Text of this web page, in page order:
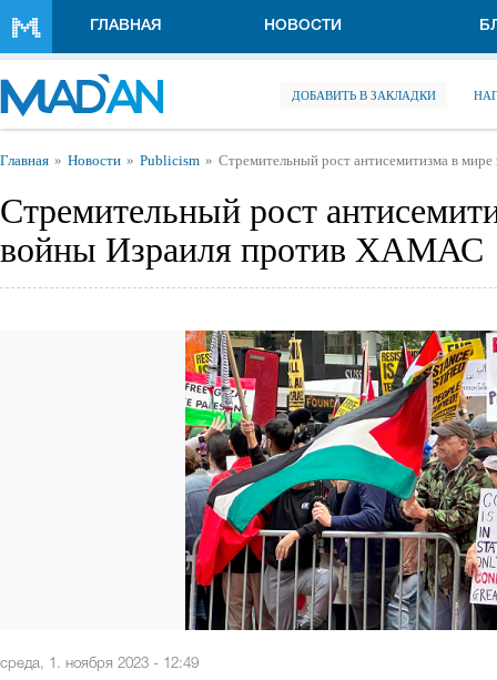
ГЛАВНАЯ НОВОСТИ
ДОБАВИТЬ В ЗАКЛАДКИ
Вы здесь
Главная Новости Publicism Стремительный рост антисемитизма в
Стремительный рост
войны Израиля против ХАМАС
среда, 1. ноября 2023 - 12:49